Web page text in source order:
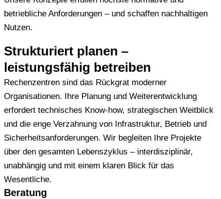
betriebliche Anforderungen – und schaffen nachhaltigen
Nutzen.
Strukturiert planen –
leistungsfähig betreiben
Rechenzentren sind das Rückgrat moderner
Organisationen. Ihre Planung und Weiterentwicklung
erfordert technisches Know-how, strategischen Weitblick
und die enge Verzahnung von Infrastruktur, Betrieb und
Sicherheitsanforderungen. Wir begleiten Ihre Projekte
über den gesamten Lebenszyklus – interdisziplinär,
unabhängig und mit einem klaren Blick für das
Wesentliche.
Beratung